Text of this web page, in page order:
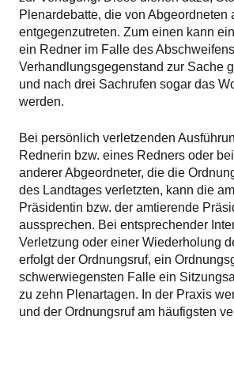
Plenardebatte, die von Abgeordneten
entgegenzutreten. Zum einen kann
ein Redner im Falle des
Verhandlungsgegenstand zur Sache
und nach drei Sachrufen sogar das
werden.
Bei persönlich verletzenden
Rednerin bzw. eines Redners oder
anderer Abgeordneter, die die
des Landtages verletzten, kann die
Präsidentin bzw. der amtierende
aussprechen. Bei entsprechender
Verletzung oder einer Wiederholung
erfolgt der Ordnungsruf, ein
schwerwiegensten Falle ein
zu zehn Plenartagen. In der Praxis
und der Ordnungsruf am häufigsten